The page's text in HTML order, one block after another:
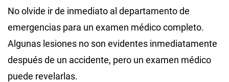
No olvide ir de inmediato al departamento de
emergencias para un examen médico completo.
Algunas lesiones no son evidentes inmediatamente
después de un accidente, pero un examen médico
puede revelarlas.